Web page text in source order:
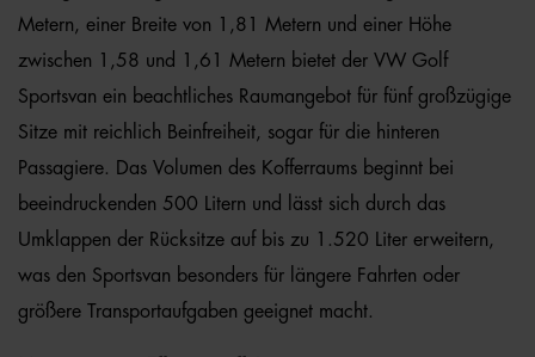
Metern, einer Breite von 1,81 Metern und einer Höhe
zwischen 1,58 und 1,61 Metern bietet der VW Golf
Sportsvan ein beachtliches Raumangebot für fünf großzügige
Sitze mit reichlich Beinfreiheit, sogar für die hinteren
Passagiere. Das Volumen des Kofferraums beginnt bei
beeindruckenden 500 Litern und lässt sich durch das
Umklappen der Rücksitze auf bis zu 1.520 Liter erweitern,
was den Sportsvan besonders für längere Fahrten oder
größere Transportaufgaben geeignet macht.